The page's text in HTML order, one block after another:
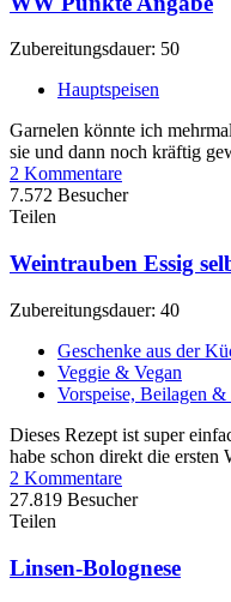
Zubereitungsdauer: 50
Hauptspeisen
Garnelen könnte ich
sie und dann noch kräftig
2 Kommentare
7.572 Besucher
Teilen
Weintrauben Essig
Zubereitungsdauer: 40
Geschenke aus der
Veggie & Vegan
Vorspeise, Beilagen &
Dieses Rezept ist super
habe schon direkt die ersten
2 Kommentare
27.819 Besucher
Teilen
Linsen-Bolognese